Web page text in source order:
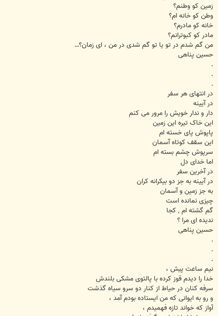
زمین کو وطنم؟
وطن کو خانه ام؟
خانه کو مادرم؟
مادر کو کبوترانم؟
من گم شدم در تو یا تو گم شدی در من ، ای زمان؟…
حسین پناهی
.
.
.
در انتهای هر سفر
در آیینه
دار و ندار خویش را مرور می کنم
این خاک تیره این زمین
پاپوش پای خسته ام
این سقف کوتاه آسمان
سرپوش چشم بسته ام
اما خدای دل
در آخرین سفر
در آیینه به جز دو بیکرانه کران
به جز زمین و آسمان
چیزی نمانده است
گم گشته ام ‚ کجا
ندیده ای مرا ؟
حسین پناهی
.
.
.
نیم ساعت پیش ،
خدا را دیدم قوز کرده با پالتوی مشکی بلندش
سرفه کنان در حیاط از کنار دو سرو سیاه گذشت
و رو به ایوانی که من ایستاده بودم آمد ،
آواز که خواند تازه فهمیدم ،